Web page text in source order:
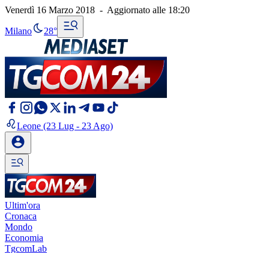
Venerdì 16 Marzo 2018 - Aggiornato alle 18:20
Milano 28°
Leone (23 Lug - 23 Ago)
Ultim'ora
Cronaca
Mondo
Economia
TgcomLab